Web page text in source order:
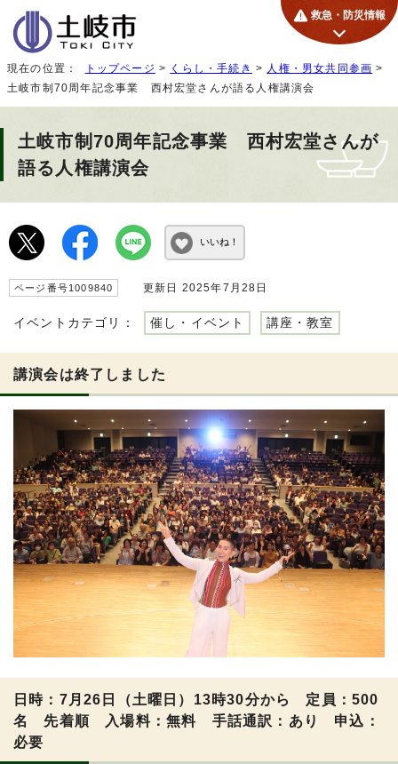
救急・防災情報
現在の位置： トップページ > くらし・手続き > 人権・男女共同参画 >
土岐市制70周年記念事業 西村宏堂さんが語る人権講演会
土岐市制70周年記念事業 西村宏堂さんが
語る人権講演会
いいね！
ページ番号1009840 更新日 2025年7月28日
イベントカテゴリ： 催し・イベント 講座・教室
講演会は終了しました
日時：7月26日（土曜日）13時30分から 定員：500
名 先着順 入場料：無料 手話通訳：あり 申込：
必要